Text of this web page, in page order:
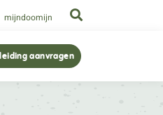
mijndoomijn
aanvragen